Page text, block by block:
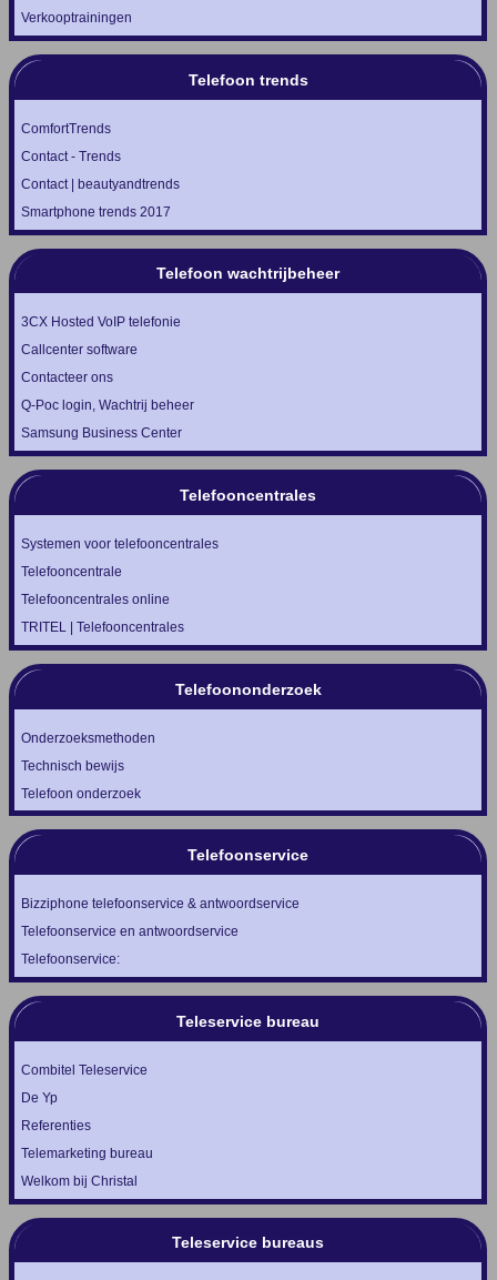
Verkooptrainingen
Telefoon trends
ComfortTrends
Contact - Trends
Contact | beautyandtrends
Smartphone trends 2017
Telefoon wachtrijbeheer
3CX Hosted VoIP telefonie
Callcenter software
Contacteer ons
Q-Poc login, Wachtrij beheer
Samsung Business Center
Telefooncentrales
Systemen voor telefooncentrales
Telefooncentrale
Telefooncentrales online
TRITEL | Telefooncentrales
Telefoononderzoek
Onderzoeksmethoden
Technisch bewijs
Telefoon onderzoek
Telefoonservice
Bizziphone telefoonservice & antwoordservice
Telefoonservice en antwoordservice
Telefoonservice:
Teleservice bureau
Combitel Teleservice
De Yp
Referenties
Telemarketing bureau
Welkom bij Christal
Teleservice bureaus